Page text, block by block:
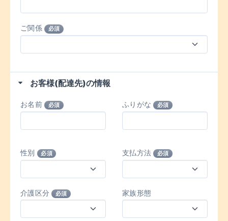
ご関係 必須
お客様(配達先)の情報
お名前 必須 ふりがな 必須
性別 必須 支払方法 必須
介護区分 必須 家族形態